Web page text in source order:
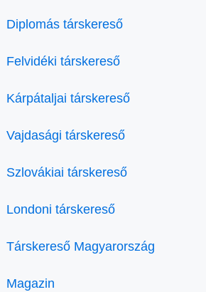
Diplomás társkereső
Felvidéki társkereső
Kárpátaljai társkereső
Vajdasági társkereső
Szlovákiai társkereső
Londoni társkereső
Társkereső Magyarország
Magazin